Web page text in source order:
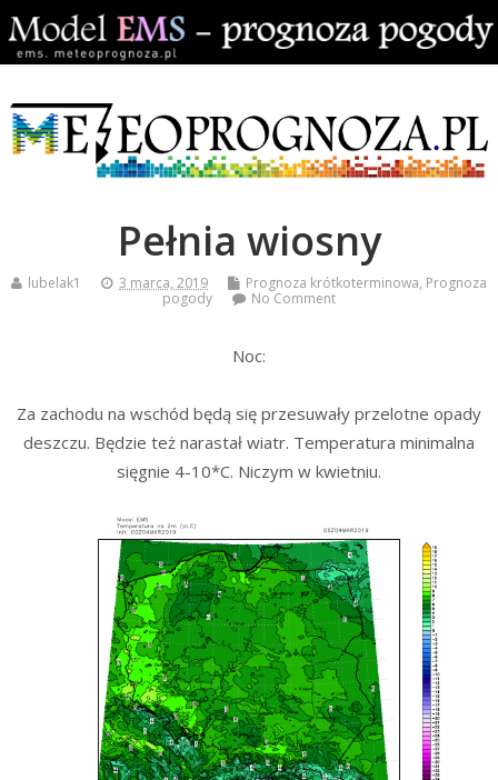
Pełnia wiosny
lubelak1 3 marca, 2019 Prognoza krótkoterminowa, Prognoza
pogody
No Comment
Noc:
Za zachodu na wschód będą się przesuwały przelotne opady
deszczu. Będzie też narastał wiatr. Temperatura minimalna
sięgnie 4-10*C. Niczym w kwietniu.